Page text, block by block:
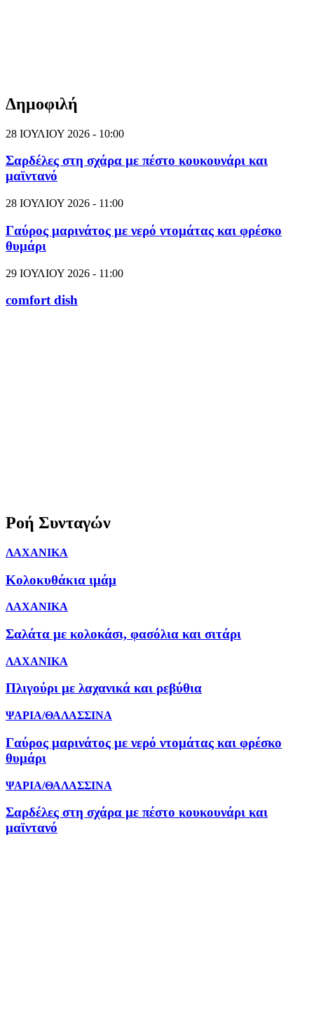
Δημοφιλή
28 ΙΟΥΛΙΟΥ 2026 - 10:00
Σαρδέλες στη σχάρα με πέστο κουκουνάρι και
μαϊντανό
28 ΙΟΥΛΙΟΥ 2026 - 11:00
Γαύρος μαρινάτος με νερό ντομάτας και φρέσκο
θυμάρι
29 ΙΟΥΛΙΟΥ 2026 - 11:00
comfort dish
Ροή Συνταγών
ΛΑΧΑΝΙΚΑ
Κολοκυθάκια ιμάμ
ΛΑΧΑΝΙΚΑ
Σαλάτα με κολοκάσι, φασόλια και σιτάρι
ΛΑΧΑΝΙΚΑ
Πλιγούρι με λαχανικά και ρεβύθια
ΨΑΡΙΑ/ΘΑΛΑΣΣΙΝΑ
Γαύρος μαρινάτος με νερό ντομάτας και φρέσκο
θυμάρι
ΨΑΡΙΑ/ΘΑΛΑΣΣΙΝΑ
Σαρδέλες στη σχάρα με πέστο κουκουνάρι και
μαϊντανό